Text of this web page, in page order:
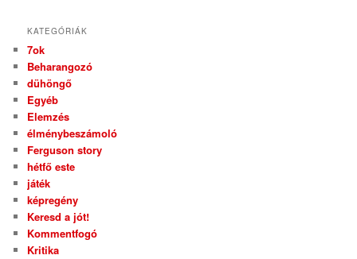
KATEGÓRIÁK
7ok
Beharangozó
dühöngő
Egyéb
Elemzés
élménybeszámoló
Ferguson story
hétfő este
játék
képregény
Keresd a jót!
Kommentfogó
Kritika